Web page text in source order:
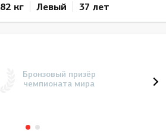
82 кг Левый 37 лет
Бронзовый призёр
чемпионата мира